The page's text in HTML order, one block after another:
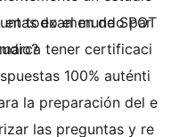
todo el mundo par
tener certificaci
examen de SPOT
100% auténti
la preparación del e
las preguntas y re